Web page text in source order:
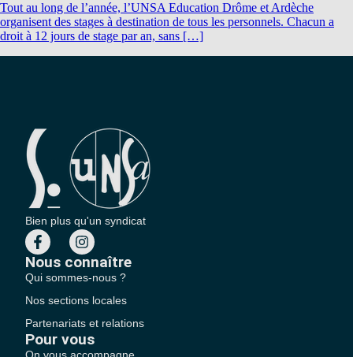
Tout au long de l’année, l’UNSA Education Drôme et Ardèche
organisent des stages à destination de tous les personnels. Chacun a
droit à 12 jours de stage par an, sans […]
Bien plus qu'un syndicat
Nous connaître
Qui sommes-nous ?
Nos sections locales
Partenariats et relations
Pour vous